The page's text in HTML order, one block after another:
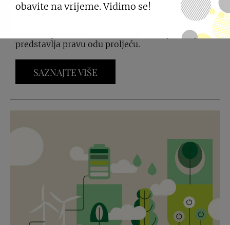
13.03.2026
Yamamay otvara novu sezonu kolekcijom koja
predstavlja pravu odu proljeću.
SAZNAJTE VIŠE
obavite na vrijeme. Vidimo se!